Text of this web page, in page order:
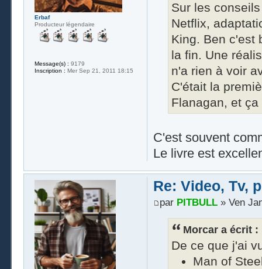
Sur les
Netflix,
King. Ben c'est
la fin. Une
n'a rien à voir
C'était la
Flanagan, et
C'est souvent
Le livre est
Erbaf
Producteur légendaire
Message(s) : 9179
Inscription : Mer Sep 21, 2011 18:15
Re: Video, Tv,
par PITBULL» Ven
Morcar a écrit :
De ce que j'ai
Man of